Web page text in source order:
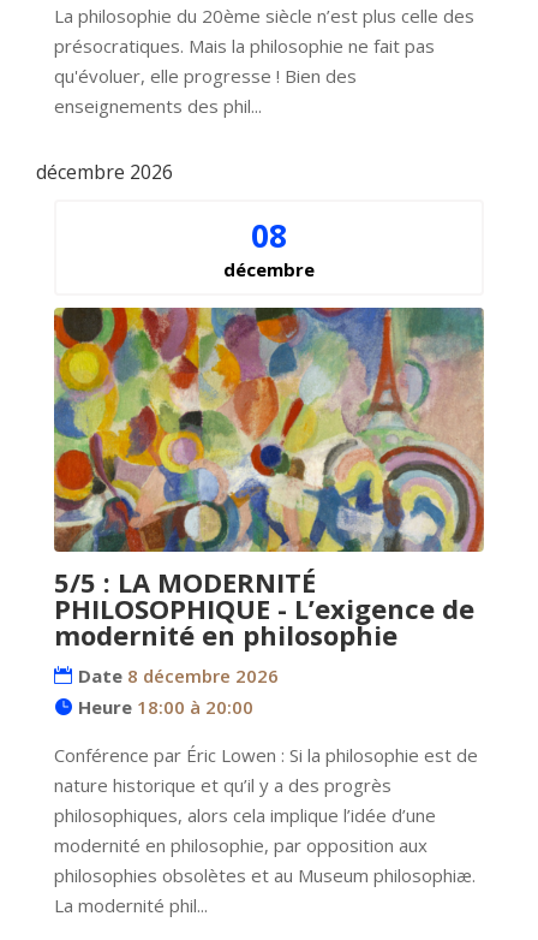
La philosophie du 20ème siècle n’est plus celle des
présocratiques. Mais la philosophie ne fait pas
qu'évoluer, elle progresse ! Bien des
enseignements des phil...
décembre 2026
08
décembre
5/5 : LA MODERNITÉ
PHILOSOPHIQUE - L’exigence de
modernité en philosophie
Date 8 décembre 2026
Heure 18:00 à 20:00
Conférence par Éric Lowen : Si la philosophie est de
nature historique et qu’il y a des progrès
philosophiques, alors cela implique l’idée d’une
modernité en philosophie, par opposition aux
philosophies obsolètes et au Museum philosophiæ.
La modernité phil...